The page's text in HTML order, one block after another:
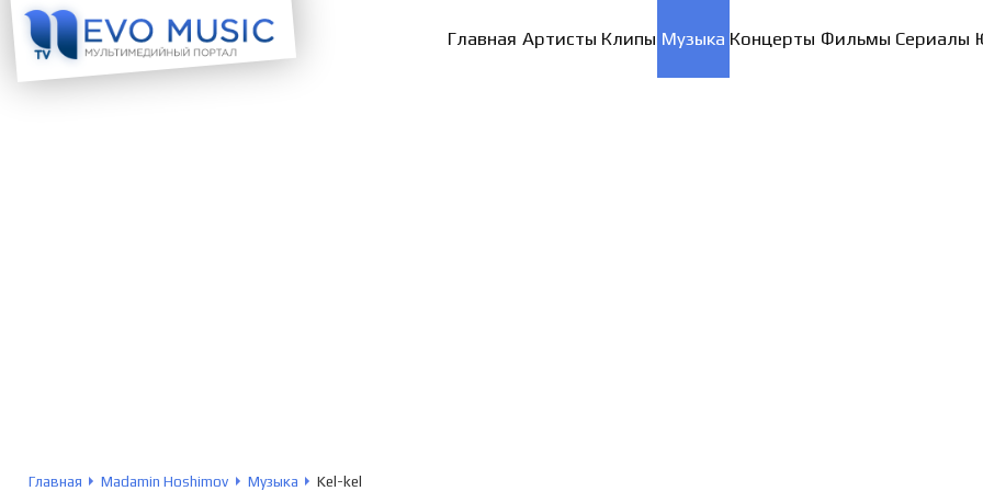
Главная Артисты Клипы Музыка Концерты Фильмы Сериалы
Главная Madamin Hoshimov Музыка Kel-kel